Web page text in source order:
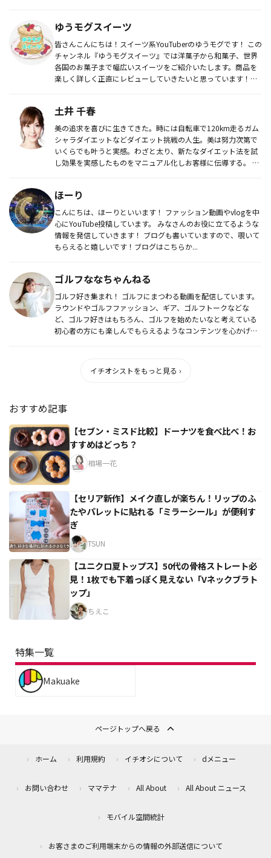
ゆうモグスイーツ
皆さんこんにちは！スイーツ系YouTuberのゆうモグです！ この
チャンネル『ゆうモグスイーツ』では洋菓子から和菓子、世界
各国のお菓子まで幅広いスイーツをご紹介いたします。商品を
楽しく詳しく正直にレビューしていきたいと思っています！！
土井 千春
美の追求を喜びに生きてきた。時には自転車で120km走るガム
シャラダイエットなどダイエット挑戦の人生。美は努力次第で
いくらでも叶うと実感。わざと太り、新たなダイエット法を試
し効果を実感したものをマニュアル化しお客様に伝導する。 現
ほーり
こんにちは、ほーりといいます！ ファッション動画やvlogを中
心にYouTube投稿しています。 みなさんのお役に立てるような
情報を発信していきます！ ブログも書いていますので、覗いて
もらえると嬉しいです！ブログはこちらか...
ゴルフななちゃんねる
ゴルフ好き集まれ！ ゴルフにまつわる動画を配信しています。
ラウンドやゴルフファッション、ギア、ゴルフトークなどな
ど、ゴルフ好きはもちろん、ゴルフを始めたいなと考えている
初心者の方にも楽しんでもらえるようなコンテンツを心かげて
イチオシストをもっと見る ›
おすすめ記事
【セブン・ミスド比較】ドーナツを食べ比べ！お
すすめはどっち？
相場一花
【セリア新作】メイク直しが楽ちん！リップのふ
たやパレットに貼れる「ミラーシール」が便利す
ぎ
TSUN
【ユニクロ夏トップス】50代の骨格ストレート必
見！1枚でも下着っぽく見えない「Vネックブラト
ップ」
ちえこ
特集一覧
Makuake
ページトップへ戻る
ホーム 利用規約 イチオシについて dメニュー
お問い合わせ ママテナ All About All About ニュース
モバイル空間統計
お客さまのご利用端末からの情報の外部送信について